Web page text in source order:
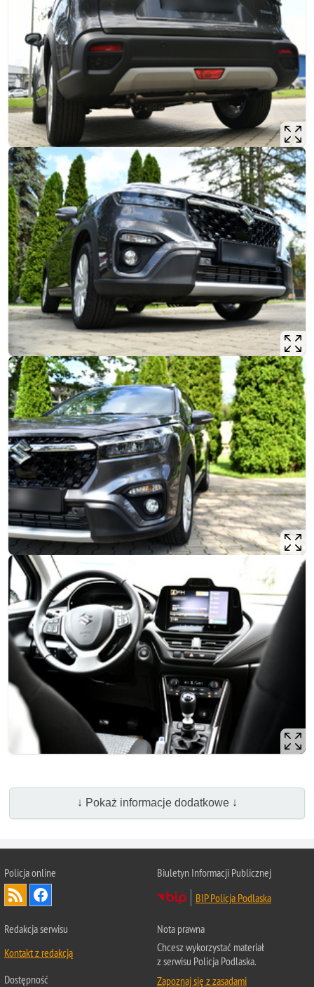
↓ Pokaż informacje dodatkowe ↓
Policja online
Biuletyn Informacji Publicznej
BIP Policja Podlaska
Redakcja serwisu
Kontakt z redakcją
Dostępność
Nota prawna
Chcesz wykorzystać materiał
z serwisu Policja Podlaska.
Zapoznaj się z zasadami